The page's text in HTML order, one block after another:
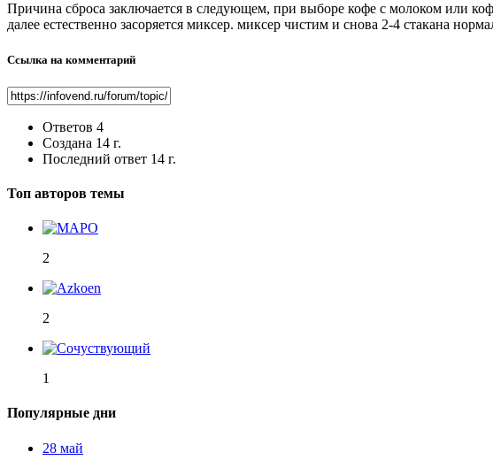
Причина сброса заключается в следующем, при выборе кофе с молоком или
далее естественно засоряется миксер. миксер чистим и снова 2-4 стакана
Ссылка на комментарий
Ответов 4
Создана 14 г.
Последний ответ 14 г.
Топ авторов темы
2
2
1
Популярные дни
28 май